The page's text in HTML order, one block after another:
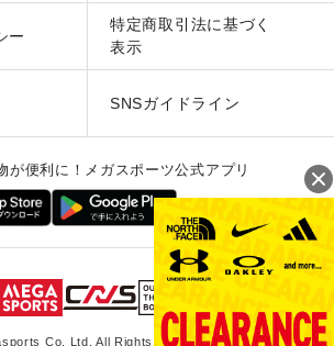
ー
特定商取引法に基づく
表示
SNSガイドライン
が便利に！メガスポーツ公式アプリ
Co. Ltd. All Rights Reserved.